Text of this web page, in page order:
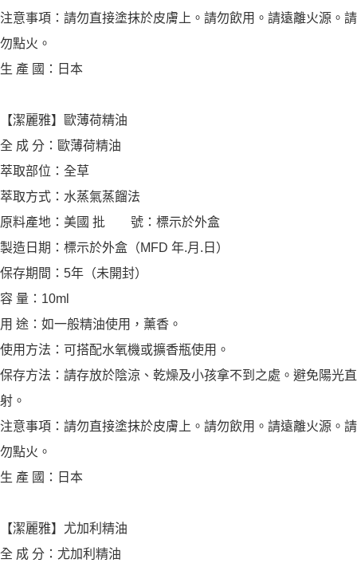
注意事項：請勿直接塗抹於皮膚上。請勿飲用。請遠離火源。請
勿點火。
生 產 國：日本
【潔麗雅】歐薄荷精油
全 成 分：歐薄荷精油
萃取部位：全草
萃取方式：水蒸氣蒸餾法
原料產地：美國 批 號：標示於外盒
製造日期：標示於外盒（MFD 年.月.日）
保存期間：5年（未開封）
容 量：10ml
用 途：如一般精油使用，薰香。
使用方法：可搭配水氧機或擴香瓶使用。
保存方法：請存放於陰涼、乾燥及小孩拿不到之處。避免陽光直
射。
注意事項：請勿直接塗抹於皮膚上。請勿飲用。請遠離火源。請
勿點火。
生 產 國：日本
【潔麗雅】尤加利精油
全 成 分：尤加利精油